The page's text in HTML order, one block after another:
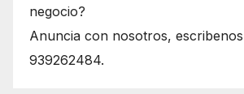
negocio?
Anuncia con nosotros,
939262484.